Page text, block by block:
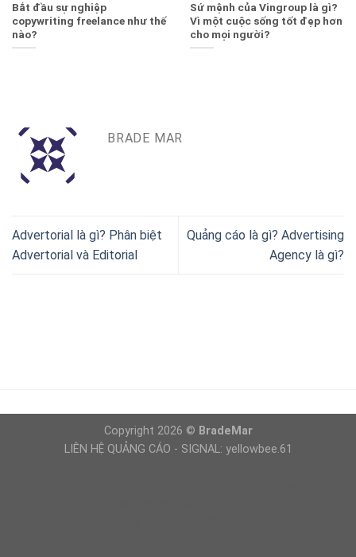
Bắt đầu sự nghiệp
copywriting freelance như thế
nào?
Sứ mệnh của Vingroup là gì?
Vì một cuộc sống tốt đẹp hơn
cho mọi người?
BRADE MAR
Advertorial là gì? Phân biệt
Advertorial và Editorial
Quảng cáo là gì? Advertising
Agency là gì?
Copyright 2026 © BradeMar
LIÊN HỆ QUẢNG CÁO - SIGNAL: yellowbee.61